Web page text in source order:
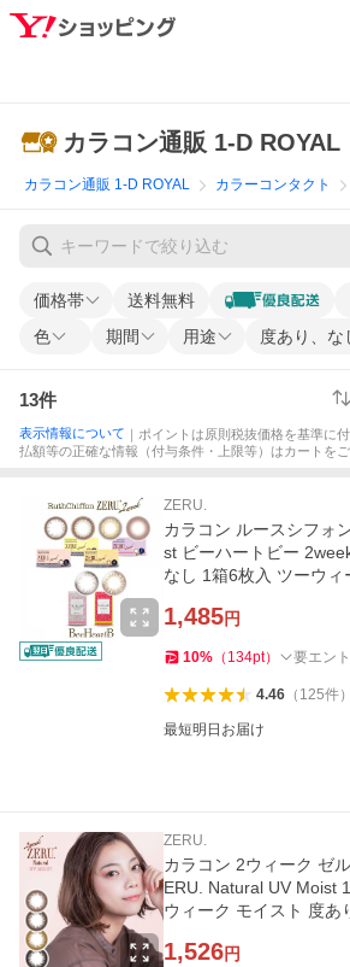
カラコン通販 1-D ROYAL
カラコン通販 1-D ROYAL カラーコンタクト
価格帯 送料無料
色 期間 用途 度あり、な
13件
表示情報について ｜ポイントは原則税抜価格を基準に
払額等の正確な情報（付与条件・上限等）はカートを
ZERU.
カラコン ルースシフォ
st ビーハートビー
なし 1箱6枚入 ツーウ
1,485円
10% （ 134pt） 要エン
4.46（ 125件）
最短明日お届け
ZERU.
カラコン 2ウィーク ゼ
ERU. Natural UV Moist
ウィーク モイスト 度あ
1,526円